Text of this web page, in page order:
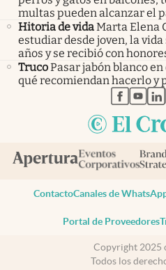
multas pueden alcanzar el
Hitoria de vidaMarta Elena
estudiar desde joven, la
años y se recibió con
TrucoPasar jabón blanco
qué recomiendan hacerlo y
abre en
ContactoCanales de
Portal de Proveedores
Copyright 2025
Todos los